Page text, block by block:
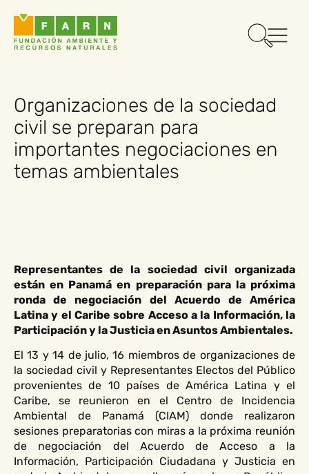
Organizaciones de la sociedad
civil se preparan para
importantes negociaciones en
temas ambientales
Representantes de la sociedad civil organizada
están en Panamá en preparación para la próxima
ronda de negociación del Acuerdo de América
Latina y el Caribe sobre Acceso a la Información, la
Participación y la Justicia en Asuntos Ambientales.
El 13 y 14 de julio, 16 miembros de organizaciones de
la sociedad civil y Representantes Electos del Público
provenientes de 10 países de América Latina y el
Caribe, se reunieron en el Centro de Incidencia
Ambiental de Panamá (CIAM) donde realizaron
sesiones preparatorias con miras a la próxima reunión
de negociación del Acuerdo de Acceso a la
Información, Participación Ciudadana y Justicia en